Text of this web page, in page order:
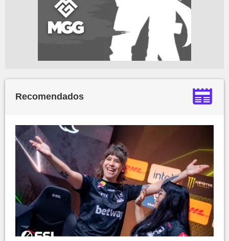
Recomendados